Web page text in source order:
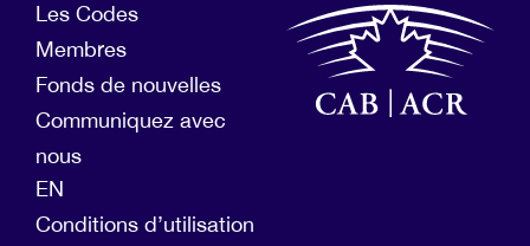
Les Codes
Membres
Fonds de nouvelles
Communiquez avec
nous
EN
Conditions d’utilisation